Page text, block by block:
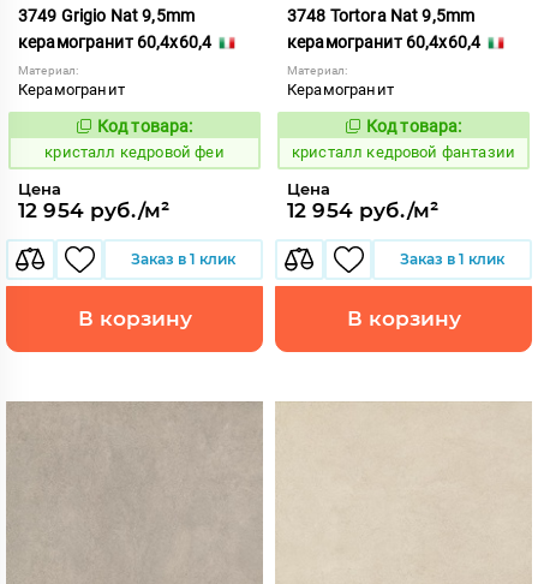
3749 Grigio Nat 9,5mm
керамогранит 60,4x60,4
Материал:
Керамогранит
817363
Код товара:
кристалл кедровой феи
Цена
12 954 руб./м²
Заказ в 1 клик
В корзину
3748 Tortora Nat 9,5mm
керамогранит 60,4x60,4
Материал:
Керамогранит
817362
Код товара:
кристалл кедровой фантазии
Цена
12 954 руб./м²
Заказ в 1 клик
В корзину